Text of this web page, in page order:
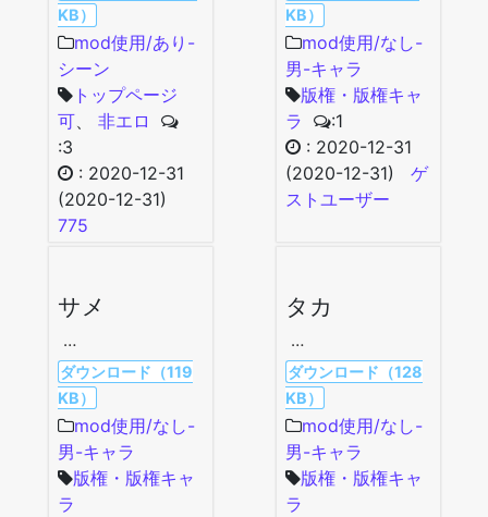
KB）
mod使用/あり-
シーン
トップページ
可、 非エロ
:3
: 2020-12-31
(2020-12-31)
775
KB）
mod使用/なし-
男-キャラ
版権・版権キャ
ラ
:1
: 2020-12-31
(2020-12-31)
ゲ
ストユーザー
サメ
…
ダウンロード（119
KB）
mod使用/なし-
男-キャラ
版権・版権キャ
ラ
タカ
…
ダウンロード（128
KB）
mod使用/なし-
男-キャラ
版権・版権キャ
ラ